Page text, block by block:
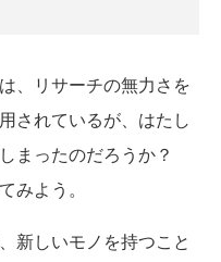
、リサーチの無力さを
されているが、はたし
まったのだろうか？
みよう。
新しいモノを持つこと